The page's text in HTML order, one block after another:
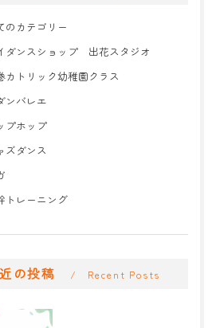
のカテゴリー
ダンスショップ 出花スタジオ
カトリック幼稚園クラス
ンバレエ
プホップ
ズダンス
トレーニング
の投稿 Recent Posts